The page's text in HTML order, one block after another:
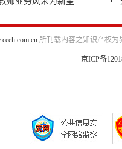
所刊载内容之知识产权为
京ICP备